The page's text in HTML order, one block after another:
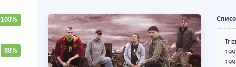
100%
88%